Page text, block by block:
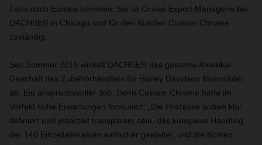
Fans nach Europa kommen. Sie ist Ocean Export Managerin bei
DACHSER in Chicago und für den Kunden Custom Chrome
zuständig.
Seit Sommer 2015 wickelt DACHSER das gesamte Amerika-
Geschäft des Zubehörhändlers für Harley Davidson Motorräder
ab. Ein anspruchsvoller Job: Denn Custom Chrome hatte im
Vorfeld hohe Erwartungen formuliert: „Die Prozesse sollten klar
definiert und jederzeit transparent sein, das komplexe Handling
der 140 Einzellieferanten einfacher gestaltet, und die Kosten